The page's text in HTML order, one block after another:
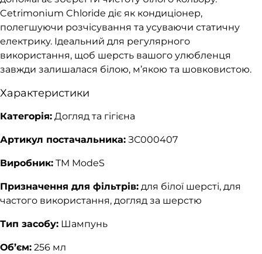
Cetrimonium Chloride діє як кондиціонер,
полегшуючи розчісування та усуваючи статичну
електрику. Ідеальний для регулярного
використання, щоб шерсть вашого улюбленця
завжди залишалася білою, м’якою та шовковистою.
Характеристики
Категорія: Догляд та гігієна
Артикул постачальника: ЗС000407
Виробник: TM ModeS
Призначення для фільтрів: для білої шерсті, для
частого використання, догляд за шерстю
Тип засобу: Шампунь
Об’єм: 256 мл